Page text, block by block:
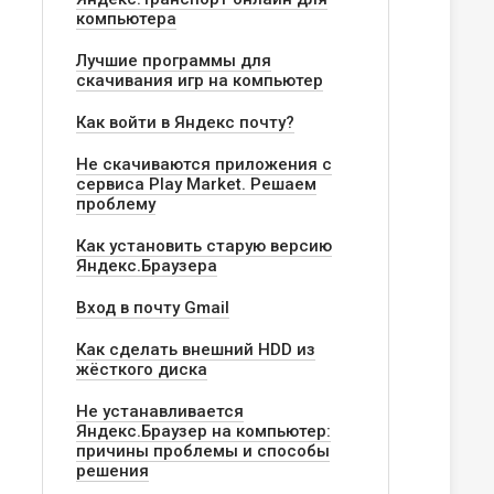
компьютера
Лучшие программы для
скачивания игр на компьютер
Как войти в Яндекс почту?
Не скачиваются приложения с
сервиса Play Market. Решаем
проблему
Как установить старую версию
Яндекс.Браузера
Вход в почту Gmail
Как сделать внешний HDD из
жёсткого диска
Не устанавливается
Яндекс.Браузер на компьютер:
причины проблемы и способы
решения